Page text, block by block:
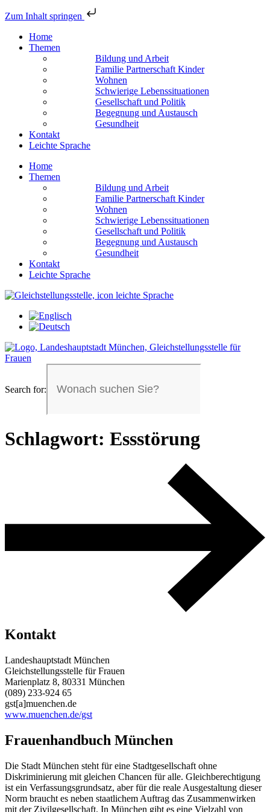
Zum Inhalt springen
Home
Themen
Bildung und Arbeit
Familie Partnerschaft Kinder
Wohnen
Schwierige Lebens­situationen
Gesellschaft und Politik
Begegnung und Austausch
Gesundheit
Kontakt
Leichte Sprache
Home
Themen
Bildung und Arbeit
Familie Partnerschaft Kinder
Wohnen
Schwierige Lebens­situationen
Gesellschaft und Politik
Begegnung und Austausch
Gesundheit
Kontakt
Leichte Sprache
Search for:
Schlagwort: Essstörung
Kontakt
Landeshauptstadt München
Gleichstellungsstelle für Frauen
Marienplatz 8, 80331 München
(089) 233-924 65
gst[a]muenchen.de
www.muenchen.de/gst
Frauenhandbuch München
Die Stadt München steht für eine Stadtgesellschaft ohne
Diskriminierung mit gleichen Chancen für alle. Gleichberechtigung
ist ein Verfassungsgrundsatz, aber für die reale Ausgestaltung dieser
Norm braucht es neben staatlichem Auftrag das Zusammenwirken
mit der Zivilgesellschaft. In München gibt es eine Vielzahl von